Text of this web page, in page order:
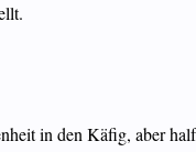
in den Käfig, aber